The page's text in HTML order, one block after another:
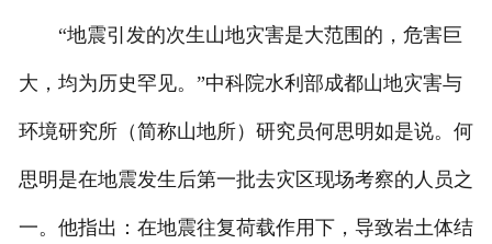
“地震引发的次生山地灾害是大范围的，危害巨
大，均为历史罕见。”中科院水利部成都山地灾害与
环境研究所（简称山地所）研究员何思明如是说。何
思明是在地震发生后第一批去灾区现场考察的人员之
一。他指出：在地震往复荷载作用下，导致岩土体结